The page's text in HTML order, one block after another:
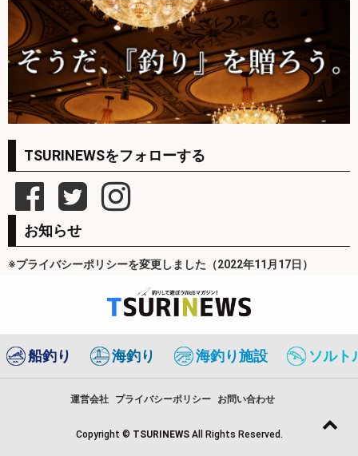
TSURINEWSをフォローする
お知らせ
※プライバシーポリシーを変更しました（2022年11月17日）
船釣り 海釣り 海釣り施設 ソルト
運営会社 プライバシーポリシー お問い合わせ
Copyright © TSURINEWS All Rights Reserved.